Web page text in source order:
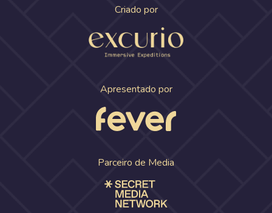
Criado por
Apresentado por
Parceiro de Media